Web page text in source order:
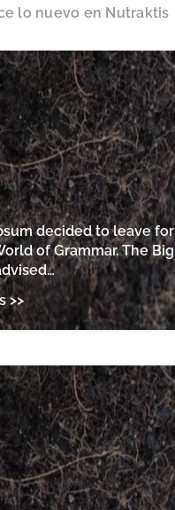
lo nuevo en Nutraktis
decided to leave for
of Grammar. The Big